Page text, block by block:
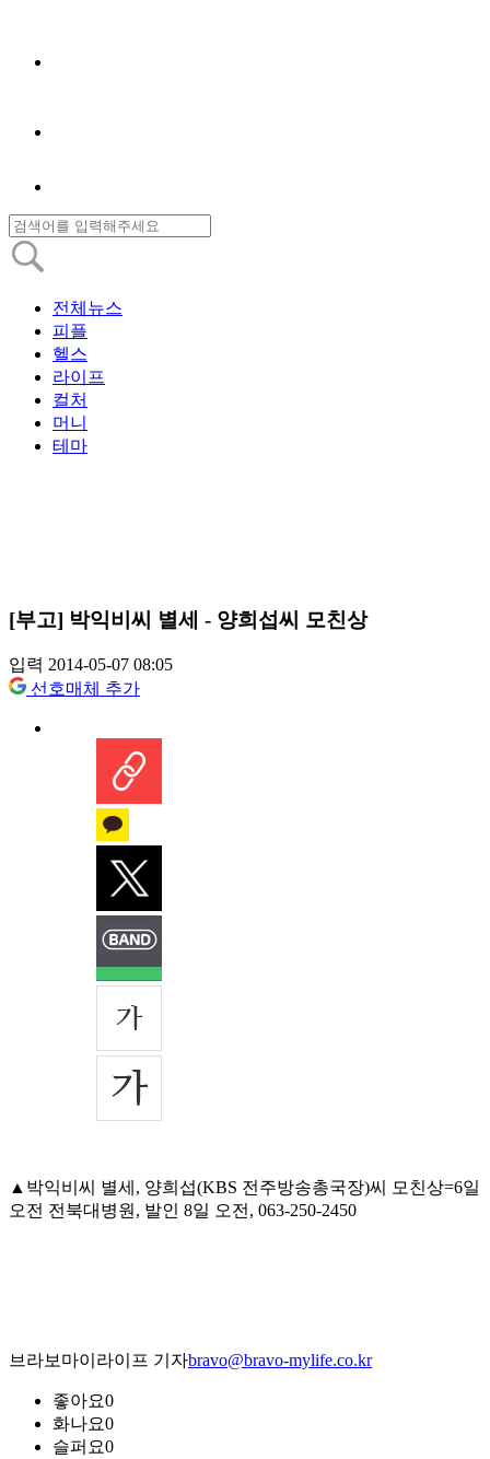
전체뉴스
피플
헬스
라이프
컬처
머니
테마
[부고] 박익비씨 별세 - 양희섭씨 모친상
입력 2014-05-07 08:05
선호매체 추가
▲박익비씨 별세, 양희섭(KBS 전주방송총국장)씨 모친상=6일
오전 전북대병원, 발인 8일 오전, 063-250-2450
브라보마이라이프 기자bravo@bravo-mylife.co.kr
좋아요0
화나요0
슬퍼요0